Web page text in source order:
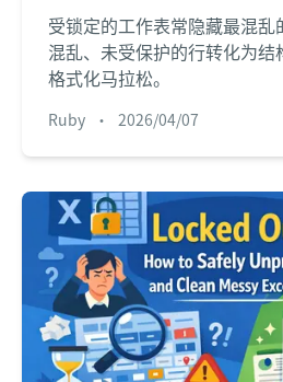
受锁定的工作表常隐藏最混
混乱、未受保护的行转化为
格式化马拉松。
Ruby • 2026/04/07